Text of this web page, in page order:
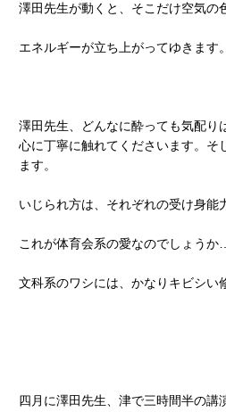
澤田先生が動くと、そこだけ空気の
エネルギーが立ち上がってゆきます。
澤田先生、どんなに酔っても気配り
心に丁寧に触れてくださいます。そ
ます。
いじられ方は、それぞれの受け身能
これが体育会系の愛なのでしょうか…
文科系のワシには、かなりキビシい
四月に澤田先生、津で三時間半の講